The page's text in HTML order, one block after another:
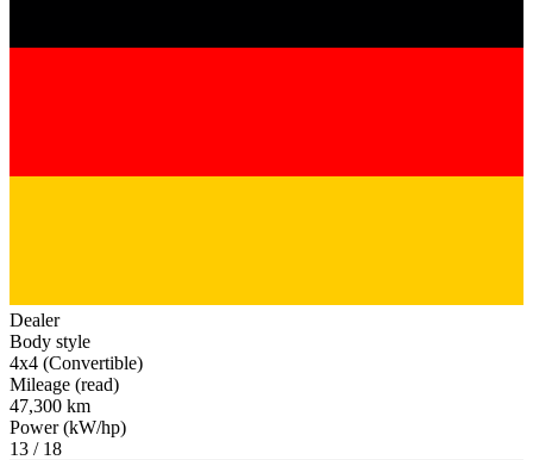
Dealer
Body style
4x4 (Convertible)
Mileage (read)
47,300 km
Power (kW/hp)
13 / 18